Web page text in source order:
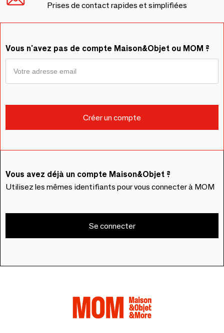
Prises de contact rapides et simplifiées
Vous n'avez pas de compte Maison&Objet ou MOM ?
Vous avez déjà un compte Maison&Objet ?
Utilisez les mêmes identifiants pour vous connecter à MOM
Se connecter